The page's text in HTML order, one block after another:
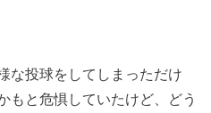
な投球をしてしまっただけ
もと危惧していたけど、どう